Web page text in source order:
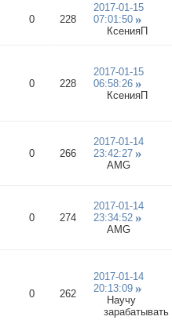
0 228
2017-01-15
07:01:50
КсенияП
0 228
2017-01-15
06:58:26
КсенияП
0 266
2017-01-14
23:42:27
AMG
0 274
2017-01-14
23:34:52
AMG
0 262
2017-01-14
20:13:09
Научу
зарабатывать